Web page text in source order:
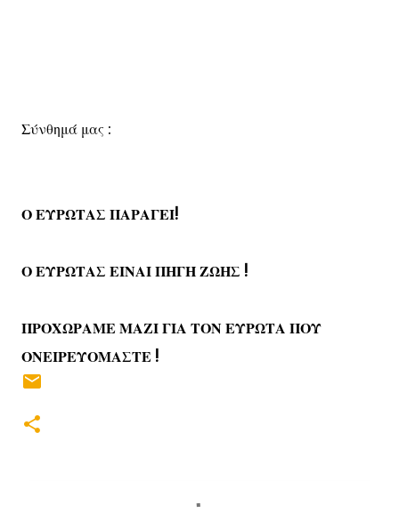
Σύνθημά μας :
Ο ΕΥΡΩΤΑΣ ΠΑΡΑΓΕΙ!
Ο ΕΥΡΩΤΑΣ ΕΙΝΑΙ ΠΗΓΗ ΖΩΗΣ !
ΠΡΟΧΩΡΑΜΕ ΜΑΖΙ ΓΙΑ ΤΟΝ ΕΥΡΩΤΑ ΠΟΥ
ΟΝΕΙΡΕΥΟΜΑΣΤΕ !